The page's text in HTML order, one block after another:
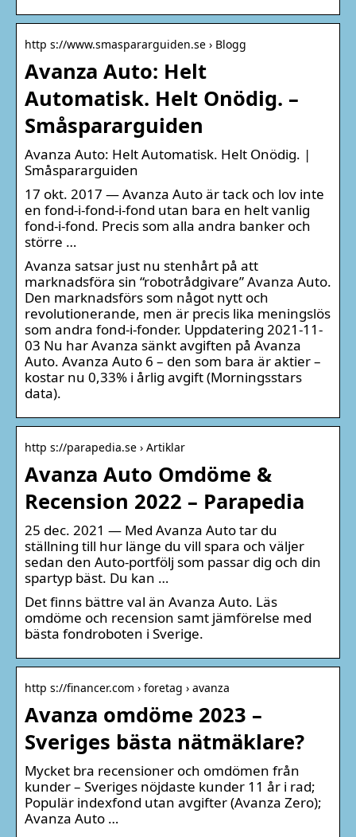
http s://www.smaspararguiden.se › Blogg
Avanza Auto: Helt
Automatisk. Helt Onödig. –
Småspararguiden
Avanza Auto: Helt Automatisk. Helt Onödig. |
Småspararguiden
17 okt. 2017 — Avanza Auto är tack och lov inte
en fond-i-fond-i-fond utan bara en helt vanlig
fond-i-fond. Precis som alla andra banker och
större …
Avanza satsar just nu stenhårt på att
marknadsföra sin “robotrådgivare” Avanza Auto.
Den marknadsförs som något nytt och
revolutionerande, men är precis lika meningslös
som andra fond-i-fonder. Uppdatering 2021-11-
03 Nu har Avanza sänkt avgiften på Avanza
Auto. Avanza Auto 6 – den som bara är aktier –
kostar nu 0,33% i årlig avgift (Morningsstars
data).
http s://parapedia.se › Artiklar
Avanza Auto Omdöme &
Recension 2022 – Parapedia
25 dec. 2021 — Med Avanza Auto tar du
ställning till hur länge du vill spara och väljer
sedan den Auto-portfölj som passar dig och din
spartyp bäst. Du kan …
Det finns bättre val än Avanza Auto. Läs
omdöme och recension samt jämförelse med
bästa fondroboten i Sverige.
http s://financer.com › foretag › avanza
Avanza omdöme 2023 –
Sveriges bästa nätmäklare?
Mycket bra recensioner och omdömen från
kunder – Sveriges nöjdaste kunder 11 år i rad;
Populär indexfond utan avgifter (Avanza Zero);
Avanza Auto …